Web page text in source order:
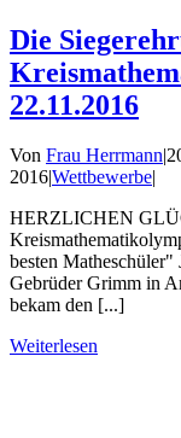
Die
22.11.2016
Von Frau Herrmann|
2016|Wettbewerbe|
HERZLICHEN
besten
Gebrüder Grimm in
bekam den [...]
Weiterlesen